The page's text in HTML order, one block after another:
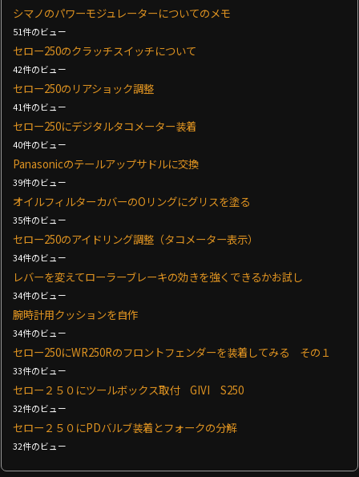
シマノのパワーモジュレーターについてのメモ
51件のビュー
セロー250のクラッチスイッチについて
42件のビュー
セロー250のリアショック調整
41件のビュー
セロー250にデジタルタコメーター装着
40件のビュー
Panasonicのテールアップサドルに交換
39件のビュー
オイルフィルターカバーのOリングにグリスを塗る
35件のビュー
セロー250のアイドリング調整（タコメーター表示）
34件のビュー
レバーを変えてローラーブレーキの効きを強くできるかお試し
34件のビュー
腕時計用クッションを自作
34件のビュー
セロー250にWR250Rのフロントフェンダーを装着してみる その１
33件のビュー
セロー２５０にツールボックス取付 GIVI S250
32件のビュー
セロー２５０にPDバルブ装着とフォークの分解
32件のビュー